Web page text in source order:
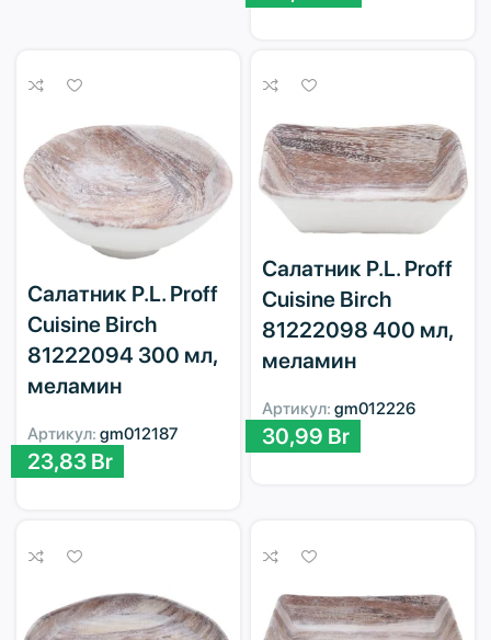
Салатник P.L. Proff
Cuisine Birch
81222094 300 мл,
меламин
Артикул: gm012187
23,83 Br
Салатник P.L. Proff
Cuisine Birch
81222098 400 мл,
меламин
Артикул: gm012226
30,99 Br